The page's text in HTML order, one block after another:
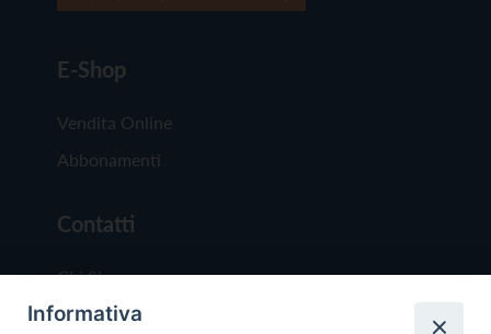
E-Shop
Vendita Online
Abbonamenti
Contatti
Chi Siamo
Redazione
Informativa